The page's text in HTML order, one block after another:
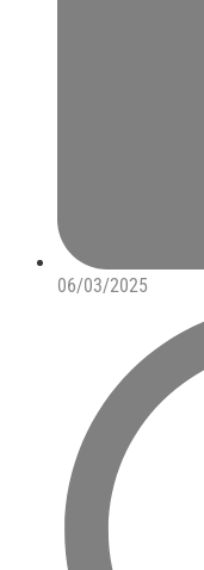
06/03/2025